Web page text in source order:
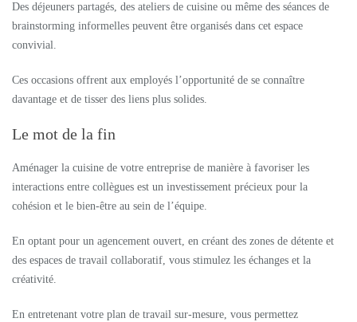
Des déjeuners partagés, des ateliers de cuisine ou même des séances de
brainstorming informelles peuvent être organisés dans cet espace
convivial.
Ces occasions offrent aux employés l’opportunité de se connaître
davantage et de tisser des liens plus solides.
Le mot de la fin
Aménager la cuisine de votre entreprise de manière à favoriser les
interactions entre collègues est un investissement précieux pour la
cohésion et le bien-être au sein de l’équipe.
En optant pour un agencement ouvert, en créant des zones de détente et
des espaces de travail collaboratif, vous stimulez les échanges et la
créativité.
En entretenant votre plan de travail sur-mesure, vous permettez